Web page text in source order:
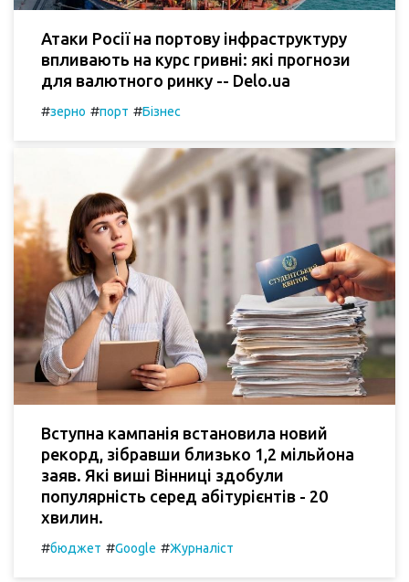
Атаки Росії на портову інфраструктуру
впливають на курс гривні: які прогнози
для валютного ринку -- Delo.ua
#зерно #порт #Бізнес
Вступна кампанія встановила новий
рекорд, зібравши близько 1,2 мільйона
заяв. Які виші Вінниці здобули
популярність серед абітурієнтів - 20
хвилин.
#бюджет #Google #Журналіст